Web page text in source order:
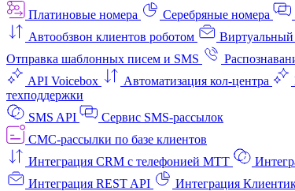
Платиновые номера
Серебряные номера
Автообзвон клиентов роботом
Виртуальный
Отправка шаблонных писем и SMS
API Voicebox
Автоматизация кол‑центра
техподдержки
SMS API
Сервис SMS-рассылок
СМС-рассылки по базе клиентов
Интеграция CRM с телефонией МТТ
Интеграция REST API
Интеграция